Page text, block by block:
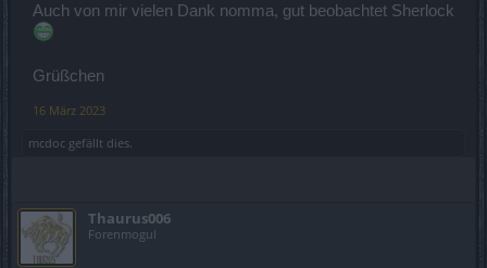
Auch von mir vielen Dank nomma, gut beobachtet Sherlock
Grüßchen
16 März 2023
mcdoc gefällt dies.
Thaurus006
Forenmogul